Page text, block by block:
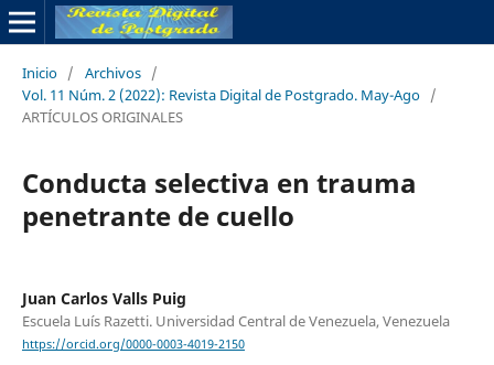
Inicio / Archivos /
Vol. 11 Núm. 2 (2022): Revista Digital de Postgrado. May-Ago /
ARTÍCULOS ORIGINALES
Conducta selectiva en trauma
penetrante de cuello
Juan Carlos Valls Puig
Escuela Luís Razetti. Universidad Central de Venezuela, Venezuela
https://orcid.org/0000-0003-4019-2150